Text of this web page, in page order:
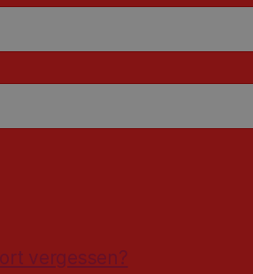
vergessen?